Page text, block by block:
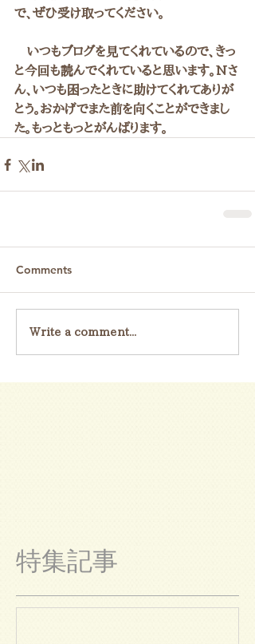
で、ぜひ受け取ってください。
いつもブログを見てくれているので、きっ
と今回も読んでくれていると思います。Nさ
ん、いつも困ったときに助けてくれてありが
とう。おかげでまた前を向くことができまし
た。もっともっとがんばります。
Comments
Write a comment...
特集記事